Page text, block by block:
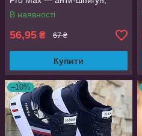
матова, Full Glue
В наявності
56,95 ₴ 67 ₴
Купити
–10%